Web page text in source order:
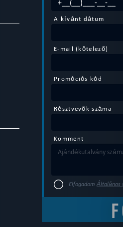
A kívánt dátum
E-mail (kötelező)
Promóciós kód
Résztvevők száma
Komment
Elfogadom Általános